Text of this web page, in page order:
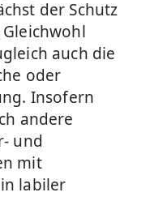
der Schutz
auch die
oder
Insofern
andere
und
mit
labiler